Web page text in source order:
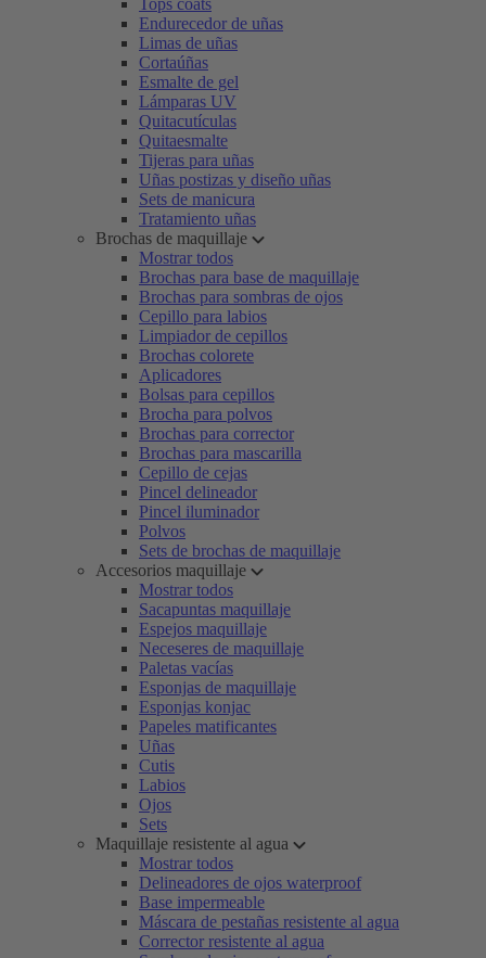
Tops coats
Endurecedor de uñas
Limas de uñas
Cortaúñas
Esmalte de gel
Lámparas UV
Quitacutículas
Quitaesmalte
Tijeras para uñas
Uñas postizas y diseño uñas
Sets de manicura
Tratamiento uñas
Brochas de maquillaje
Mostrar todos
Brochas para base de maquillaje
Brochas para sombras de ojos
Cepillo para labios
Limpiador de cepillos
Brochas colorete
Aplicadores
Bolsas para cepillos
Brocha para polvos
Brochas para corrector
Brochas para mascarilla
Cepillo de cejas
Pincel delineador
Pincel iluminador
Polvos
Sets de brochas de maquillaje
Accesorios maquillaje
Mostrar todos
Sacapuntas maquillaje
Espejos maquillaje
Neceseres de maquillaje
Paletas vacías
Esponjas de maquillaje
Esponjas konjac
Papeles matificantes
Uñas
Cutis
Labios
Ojos
Sets
Maquillaje resistente al agua
Mostrar todos
Delineadores de ojos waterproof
Base impermeable
Máscara de pestañas resistente al agua
Corrector resistente al agua